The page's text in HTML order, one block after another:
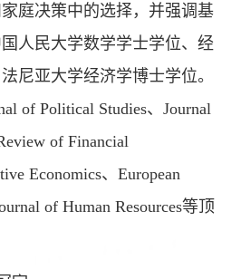
庭决策中的选择，并强调基
人民大学数学学士学位、经
尼亚大学经济学博士学位。
of Political Studies、Journal
of Financial
Economics、European
of Human Resources等顶